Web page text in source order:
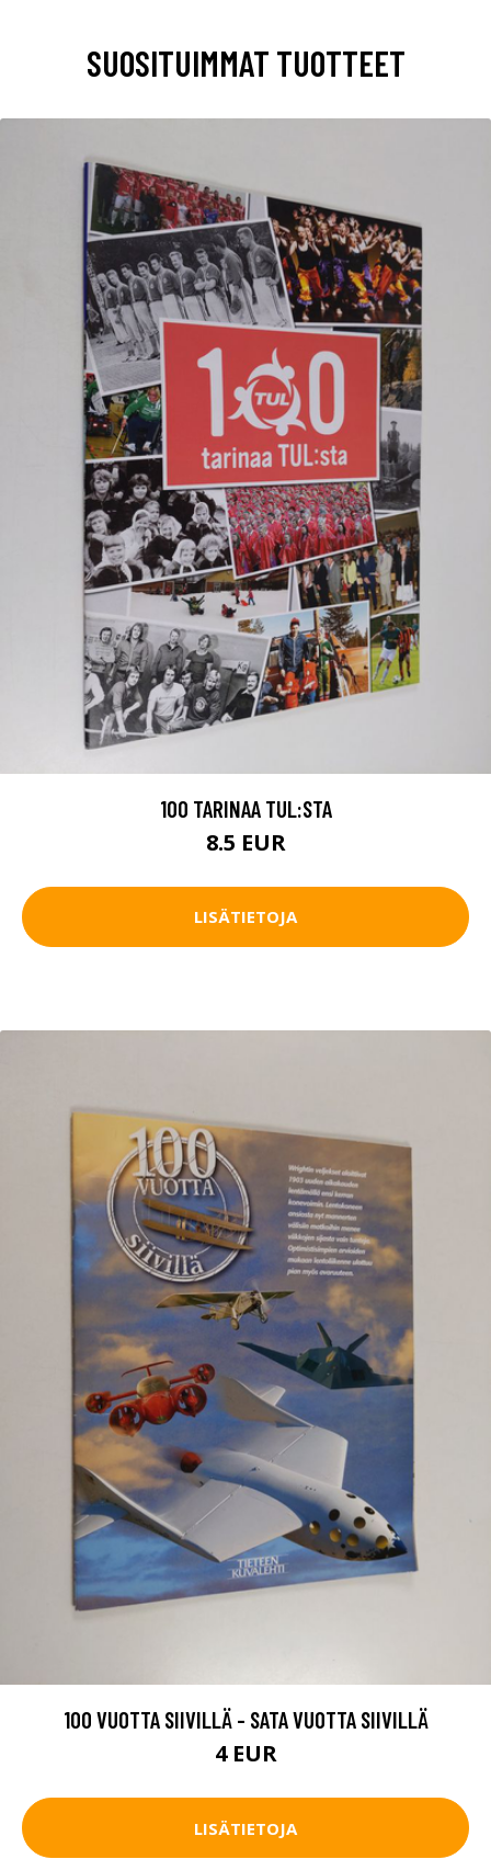
SUOSITUIMMAT TUOTTEET
100 TARINAA TUL:STA
8.5 EUR
LISÄTIETOJA
100 VUOTTA SIIVILLÄ - SATA VUOTTA SIIVILLÄ
4 EUR
LISÄTIETOJA